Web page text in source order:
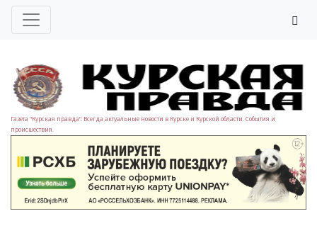
Газета "Курская правда". Всегда актуальные новости в Курске и Курской области. События и
происшествия.